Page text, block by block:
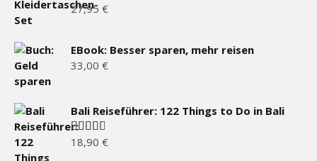
Bewertet
27,95 €
EBook: Besser sparen, mehr reisen
33,00 €
Bali Reiseführer: 122 Things to Do in Bali
Bewertet
18,90 €